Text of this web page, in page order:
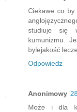
Ciekawe co by
studiuje się
kumunizmu.
bylejakość
Odpowiedz
Anonimowy
Może i dla